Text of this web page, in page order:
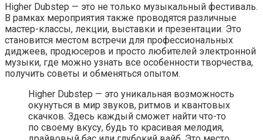
Higher Dubstep — это не только музыкальный фестиваль.
В рамках мероприятия также проводятся различные
мастер-классы, лекции, выставки и презентации. Это
становится местом встречи для профессиональных
диджеев, продюсеров и просто любителей электронной
музыки, где можно узнать все особенности творчества,
получить советы и обменяться опытом.
Higher Dubstep — это уникальная возможность
окунуться в мир звуков, ритмов и квантовых
скачков. Здесь каждый сможет найти что-то
по своему вкусу, будь то красивая мелодия,